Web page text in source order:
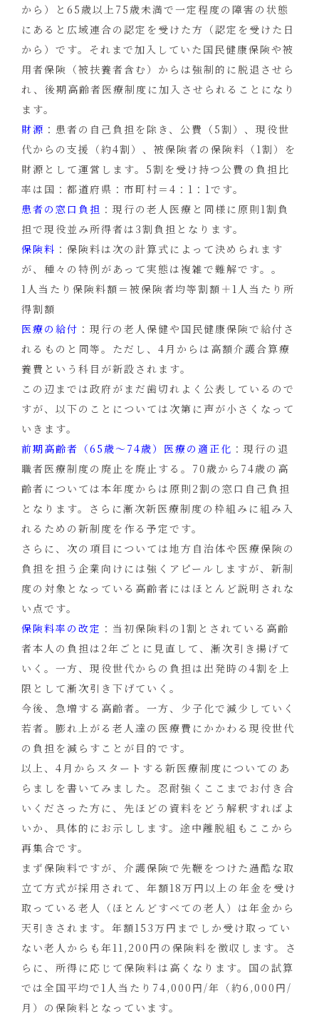
から）と65歳以上75歳未満で一定程度の障害の状態
にあると広域連合の認定を受けた方（認定を受けた日
から）です。それまで加入していた国民健康保険や被
用者保険（被扶養者含む）からは強制的に脱退させら
れ、後期高齢者医療制度に加入させられることになり
ます。
財源 ：患者の自己負担を除き、公費（5割）、現役世
代からの支援（約4割）、被保険者の保険料（1割）を
財源として運営します。5割を受け持つ公費の負担比
率は国：都道府県：市町村＝4：1：1です。
患者の窓口負担 ：現行の老人医療と同様に原則1割負
担で現役並み所得者は3割負担となります。
保険料 ：保険料は次の計算式によって決められます
が、種々の特例があって実態は複雑で難解です。。
1人当たり保険料額＝被保険者均等割額＋1人当たり所
得割額
医療の給付 ：現行の老人保健や国民健康保険で給付さ
れるものと同等。ただし、4月からは高額介護合算療
養費という科目が新設されます。
この辺までは政府がまだ歯切れよく公表しているので
すが、以下のことについては次第に声が小さくなって
いきます。
前期高齢者（65歳〜74歳）医療の適正化 ：現行の退
職者医療制度の廃止を廃止する。70歳から74歳の高
齢者については本年度からは原則2割の窓口自己負担
となります。さらに漸次新医療制度の枠組みに組み入
れるための新制度を作る予定です。
さらに、次の項目については地方自治体や医療保険の
負担を担う企業向けには強くアピールしますが、新制
度の対象となっている高齢者にはほとんど説明されな
い点です。
保険料率の改定 ：当初保険料の1割とされている高齢
者本人の負担は2年ごとに見直して、漸次引き揚げて
いく。一方、現役世代からの負担は出発時の4割を上
限として漸次引き下げていく。
今後、急増する高齢者。一方、少子化で減少していく
若者。膨れ上がる老人達の医療費にかかわる現役世代
の負担を減らすことが目的です。
以上、4月からスタートする新医療制度についてのあ
らましを書いてみました。忍耐強くここまでお付き合
いくださった方に、先ほどの資料をどう解釈すればよ
いか、具体的にお示しします。途中離脱組もここから
再集合です。
まず保険料ですが、介護保険で先鞭をつけた過酷な取
立て方式が採用されて、年額18万円以上の年金を受け
取っている老人（ほとんどすべての老人）は年金から
天引きされます。年額153万円までしか受け取ってい
ない老人からも年11,200円の保険料を徴収します。さ
らに、所得に応じて保険料は高くなります。国の試算
では全国平均で1人当たり74,000円/年（約6,000円/
月）の保険料となっています。